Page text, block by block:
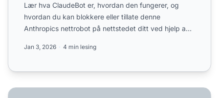
Lær hva ClaudeBot er, hvordan den fungerer, og
hvordan du kan blokkere eller tillate denne
Anthropics nettrobot på nettstedet ditt ved hjelp av
Jan 3, 2026 4 min lesing
Slik lar du AI-boter crawle nettstedet ditt: Komplett